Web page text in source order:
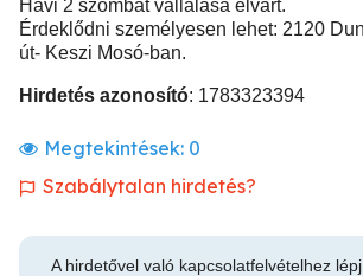
Havi 2 szombat vállalása elvárt.
Érdeklődni személyesen lehet: 2120
út- Keszi Mosó-ban.
Hirdetés azonosító: 1783323394
Megtekintések: 0
Szabálytalan hirdetés?
A hirdetővel való kapcsolatfelvételhez